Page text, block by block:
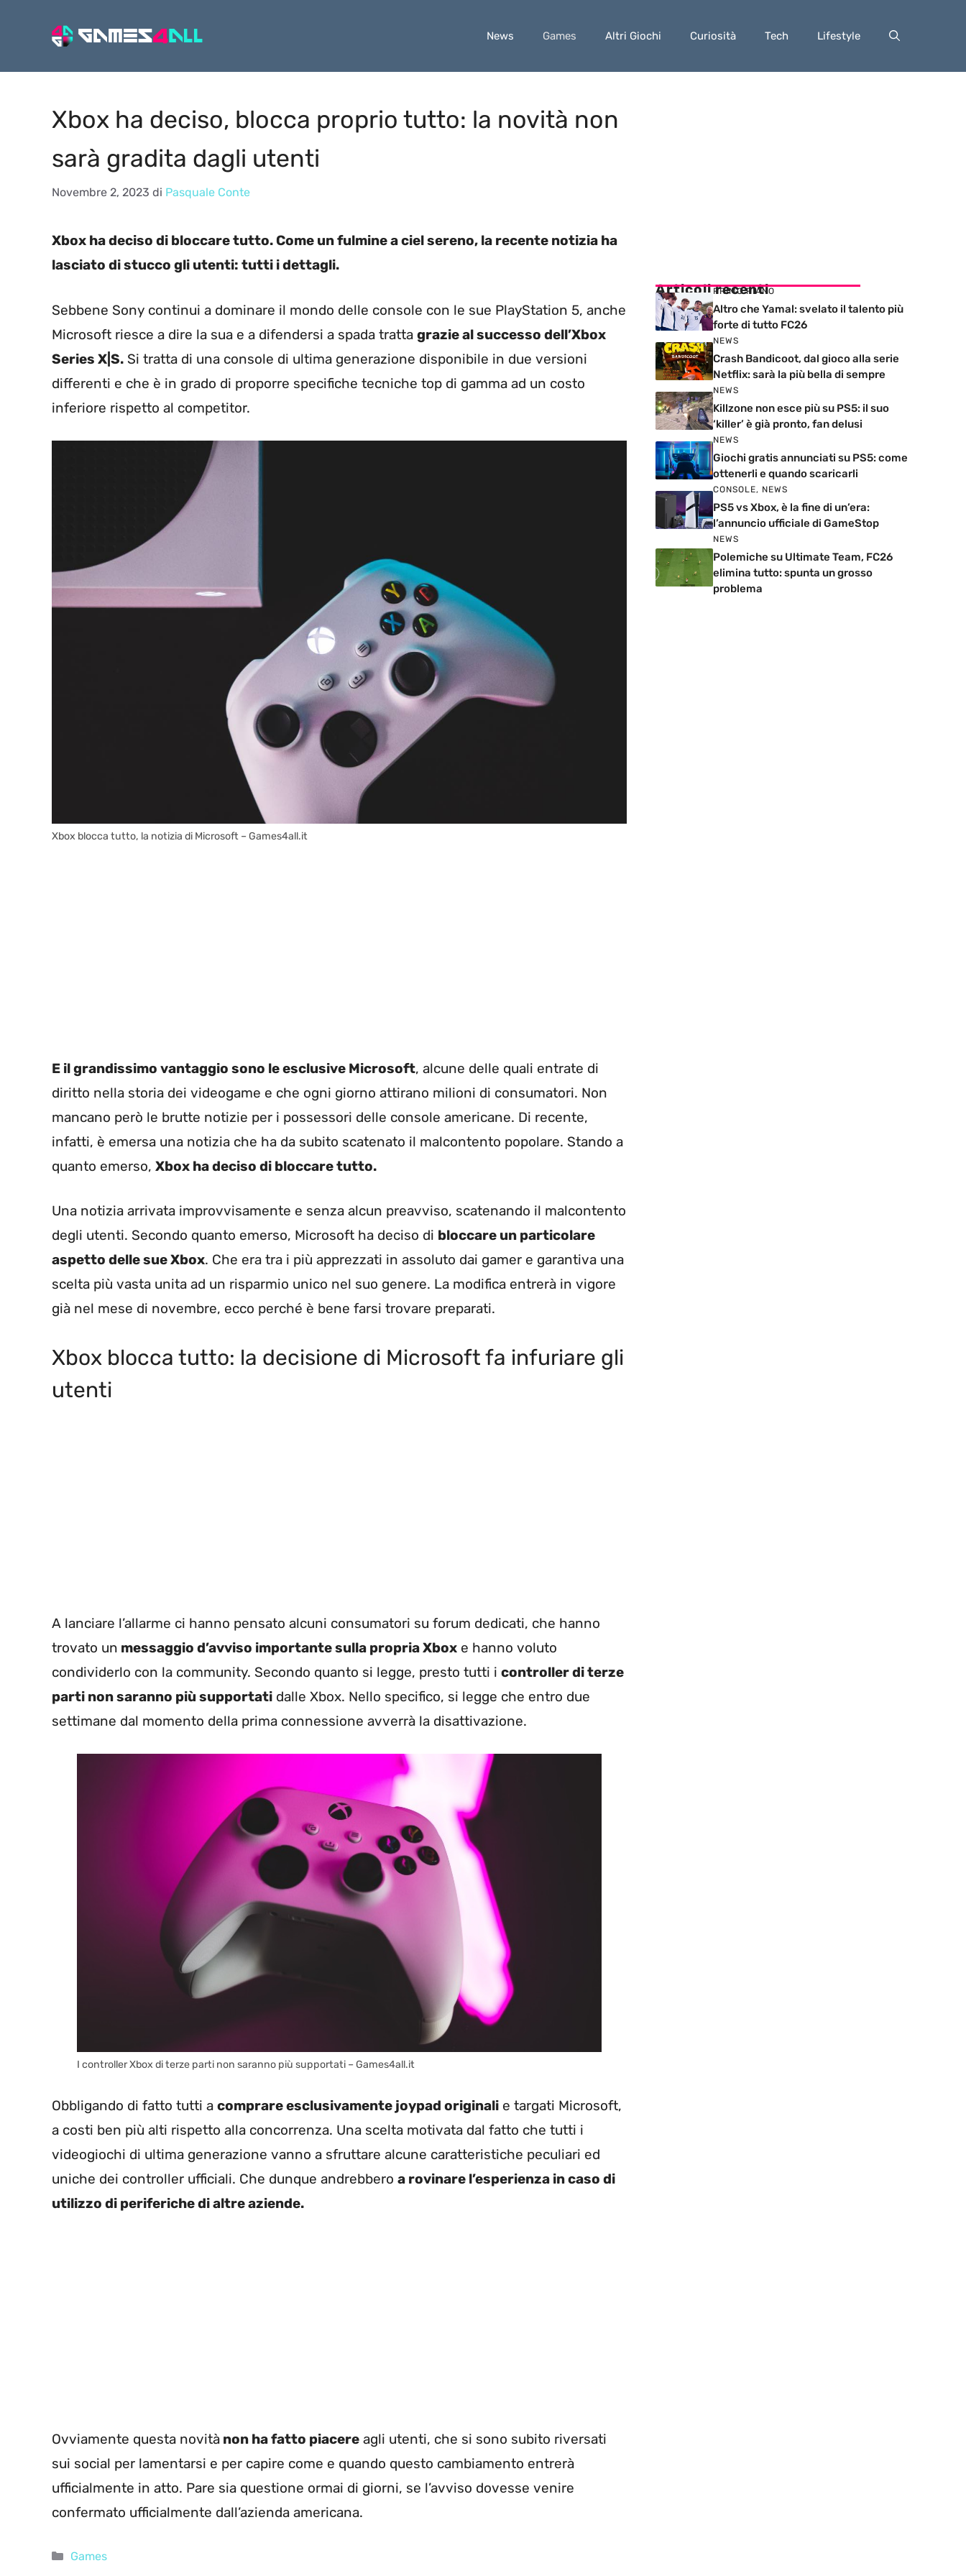
News Games Altri Giochi Curiosità Tech Lifestyle
Xbox ha deciso, blocca proprio tutto: la novità non
sarà gradita dagli utenti
Novembre 2, 2023 di Pasquale Conte
Xbox ha deciso di bloccare tutto. Come un fulmine a ciel sereno, la recente notizia ha
lasciato di stucco gli utenti: tutti i dettagli.
Sebbene Sony continui a dominare il mondo delle console con le sue PlayStation 5, anche
Microsoft riesce a dire la sua e a difendersi a spada tratta grazie al successo dell’Xbox
Series X|S. Si tratta di una console di ultima generazione disponibile in due versioni
differenti e che è in grado di proporre specifiche tecniche top di gamma ad un costo
inferiore rispetto al competitor.
Xbox blocca tutto, la notizia di Microsoft – Games4all.it
E il grandissimo vantaggio sono le esclusive Microsoft, alcune delle quali entrate di
diritto nella storia dei videogame e che ogni giorno attirano milioni di consumatori. Non
mancano però le brutte notizie per i possessori delle console americane. Di recente,
infatti, è emersa una notizia che ha da subito scatenato il malcontento popolare. Stando a
quanto emerso, Xbox ha deciso di bloccare tutto.
Una notizia arrivata improvvisamente e senza alcun preavviso, scatenando il malcontento
degli utenti. Secondo quanto emerso, Microsoft ha deciso di bloccare un particolare
aspetto delle sue Xbox. Che era tra i più apprezzati in assoluto dai gamer e garantiva una
scelta più vasta unita ad un risparmio unico nel suo genere. La modifica entrerà in vigore
già nel mese di novembre, ecco perché è bene farsi trovare preparati.
Xbox blocca tutto: la decisione di Microsoft fa infuriare gli
utenti
A lanciare l’allarme ci hanno pensato alcuni consumatori su forum dedicati, che hanno
trovato un messaggio d’avviso importante sulla propria Xbox e hanno voluto
condividerlo con la community. Secondo quanto si legge, presto tutti i controller di terze
parti non saranno più supportati dalle Xbox. Nello specifico, si legge che entro due
settimane dal momento della prima connessione avverrà la disattivazione.
I controller Xbox di terze parti non saranno più supportati – Games4all.it
Obbligando di fatto tutti a comprare esclusivamente joypad originali e targati Microsoft,
a costi ben più alti rispetto alla concorrenza. Una scelta motivata dal fatto che tutti i
videogiochi di ultima generazione vanno a sfruttare alcune caratteristiche peculiari ed
uniche dei controller ufficiali. Che dunque andrebbero a rovinare l’esperienza in caso di
utilizzo di periferiche di altre aziende.
Ovviamente questa novità non ha fatto piacere agli utenti, che si sono subito riversati
sui social per lamentarsi e per capire come e quando questo cambiamento entrerà
ufficialmente in atto. Pare sia questione ormai di giorni, se l’avviso dovesse venire
confermato ufficialmente dall’azienda americana.
Categorie
Games
Articoli recenti
PRIMO PIANO
Altro che Yamal: svelato il talento più
forte di tutto FC26
NEWS
Crash Bandicoot, dal gioco alla serie
Netflix: sarà la più bella di sempre
NEWS
Killzone non esce più su PS5: il suo
‘killer’ è già pronto, fan delusi
NEWS
Giochi gratis annunciati su PS5: come
ottenerli e quando scaricarli
CONSOLE, NEWS
PS5 vs Xbox, è la fine di un’era:
l’annuncio ufficiale di GameStop
NEWS
Polemiche su Ultimate Team, FC26
elimina tutto: spunta un grosso
problema